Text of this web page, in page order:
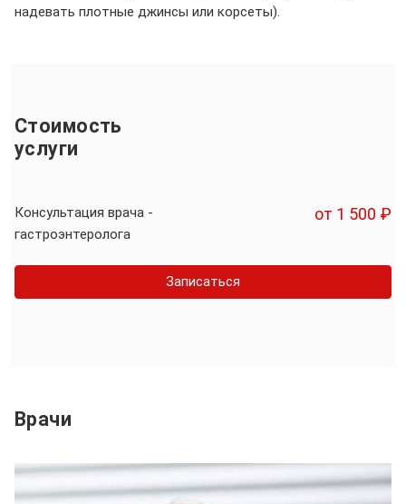
надевать плотные джинсы или корсеты).
Стоимость
услуги
Консультация врача -
гастроэнтеролога
от 1 500 ₽
Записаться
Врачи